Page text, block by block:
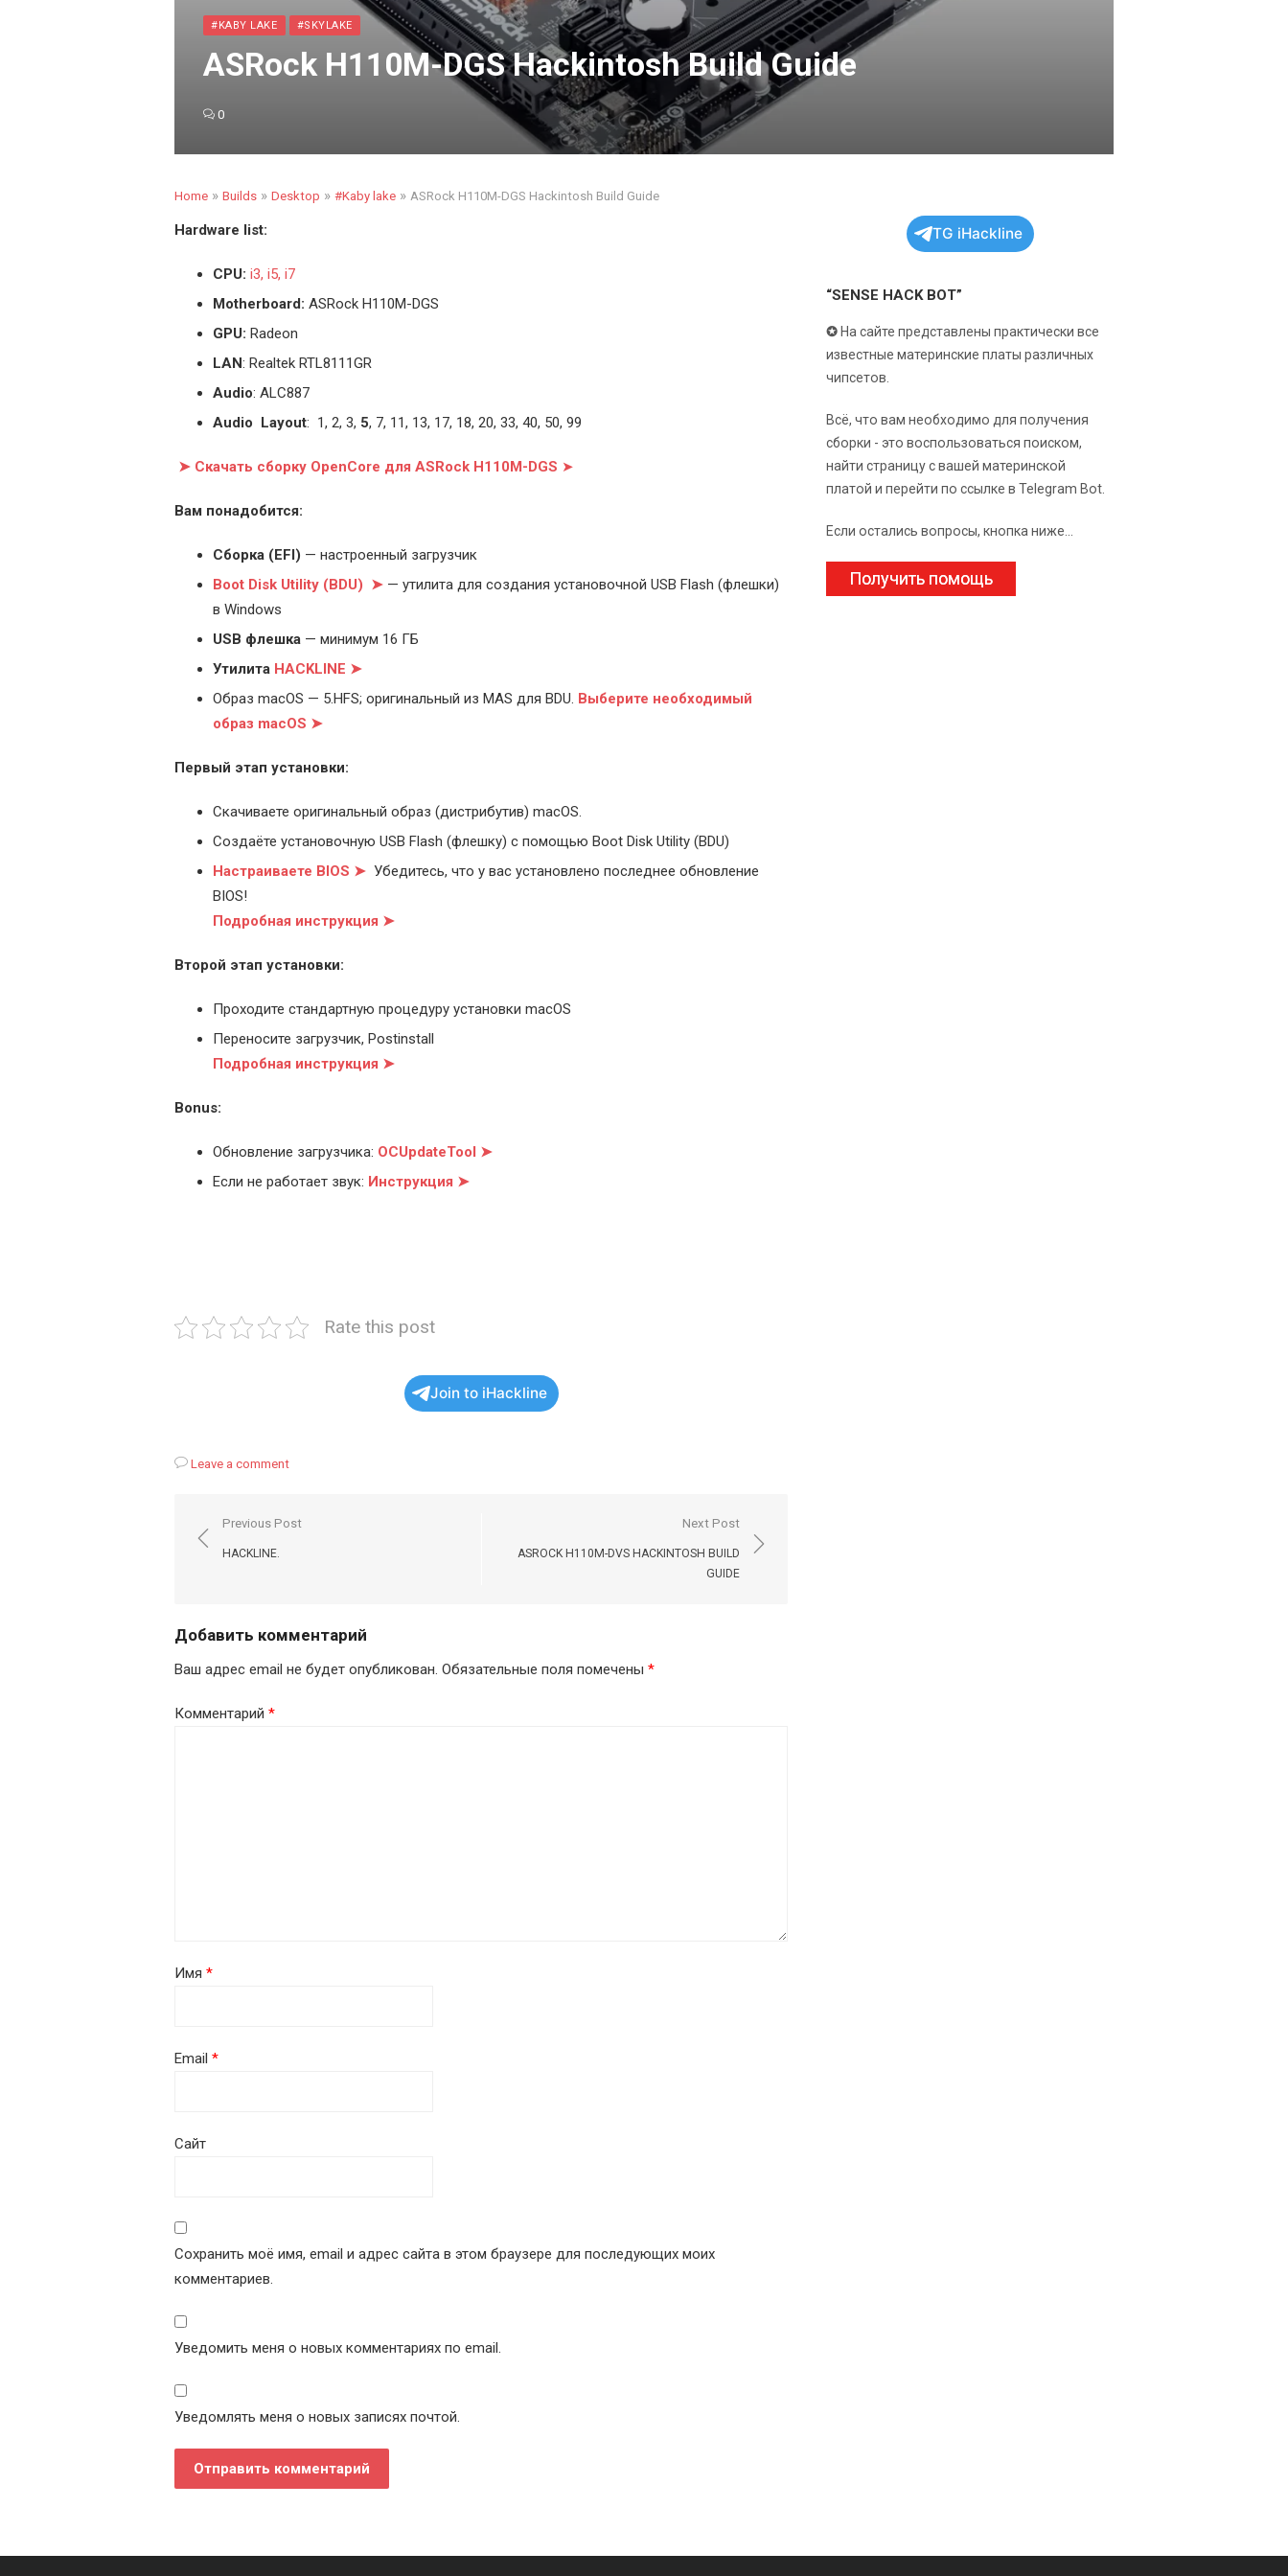
#KABY LAKE #SKYLAKE
ASRock H110M-DGS Hackintosh Build Guide
0
Home » Builds » Desktop » #Kaby lake » ASRock H110M-DGS Hackintosh Build Guide
Hardware list:
CPU: i3, i5, i7
Motherboard: ASRock H110M-DGS
GPU: Radeon
LAN: Realtek RTL8111GR
Audio: ALC887
Audio Layout: 1, 2, 3, 5, 7, 11, 13, 17, 18, 20, 33, 40, 50, 99
➤ Скачать сборку OpenCore для ASRock H110M-DGS ➤
Вам понадобится:
Cборка (EFI) — настроенный загрузчик
Boot Disk Utility (BDU) ➤ — утилита для создания установочной USB Flash (флешки)
в Windows
USB флешка — минимум 16 ГБ
Утилита HACKLINE ➤
Образ macOS — 5.HFS; оригинальный из MAS для BDU. Выберите необходимый
образ macOS ➤
Первый этап установки:
Скачиваете оригинальный образ (дистрибутив) macOS.
Создаёте установочную USB Flash (флешку) с помощью Boot Disk Utility (BDU)
Настраиваете BIOS ➤ Убедитесь, что у вас установлено последнее обновление
BIOS!
Подробная инструкция ➤
Второй этап установки:
Проходите стандартную процедуру установки macOS
Переносите загрузчик, Postinstall
Подробная инструкция ➤
Bonus:
Обновление загрузчика: OCUpdateTool ➤
Если не работает звук: Инструкция ➤
Rate this post
Join to iHackline
Leave a comment
Навигация
по
Previous Post
HACKLINE.
Next Post
ASROCK H110M-DVS HACKINTOSH BUILD
GUIDE
Добавить комментарий
Ваш адрес email не будет опубликован. Обязательные поля помечены *
Комментарий *
Имя *
Email *
Сайт
Сохранить моё имя, email и адрес сайта в этом браузере для последующих моих
комментариев.
Уведомить меня о новых комментариях по email.
Уведомлять меня о новых записях почтой.
TG iHackline
“SENSE HACK BOT”
✪ На сайте представлены практически все
известные материнские платы различных
чипсетов.
Всё, что вам необходимо для получения
сборки - это воспользоваться поиском,
найти страницу с вашей материнской
платой и перейти по ссылке в Telegram Bot.
Если остались вопросы, кнопка ниже...
Получить помощь